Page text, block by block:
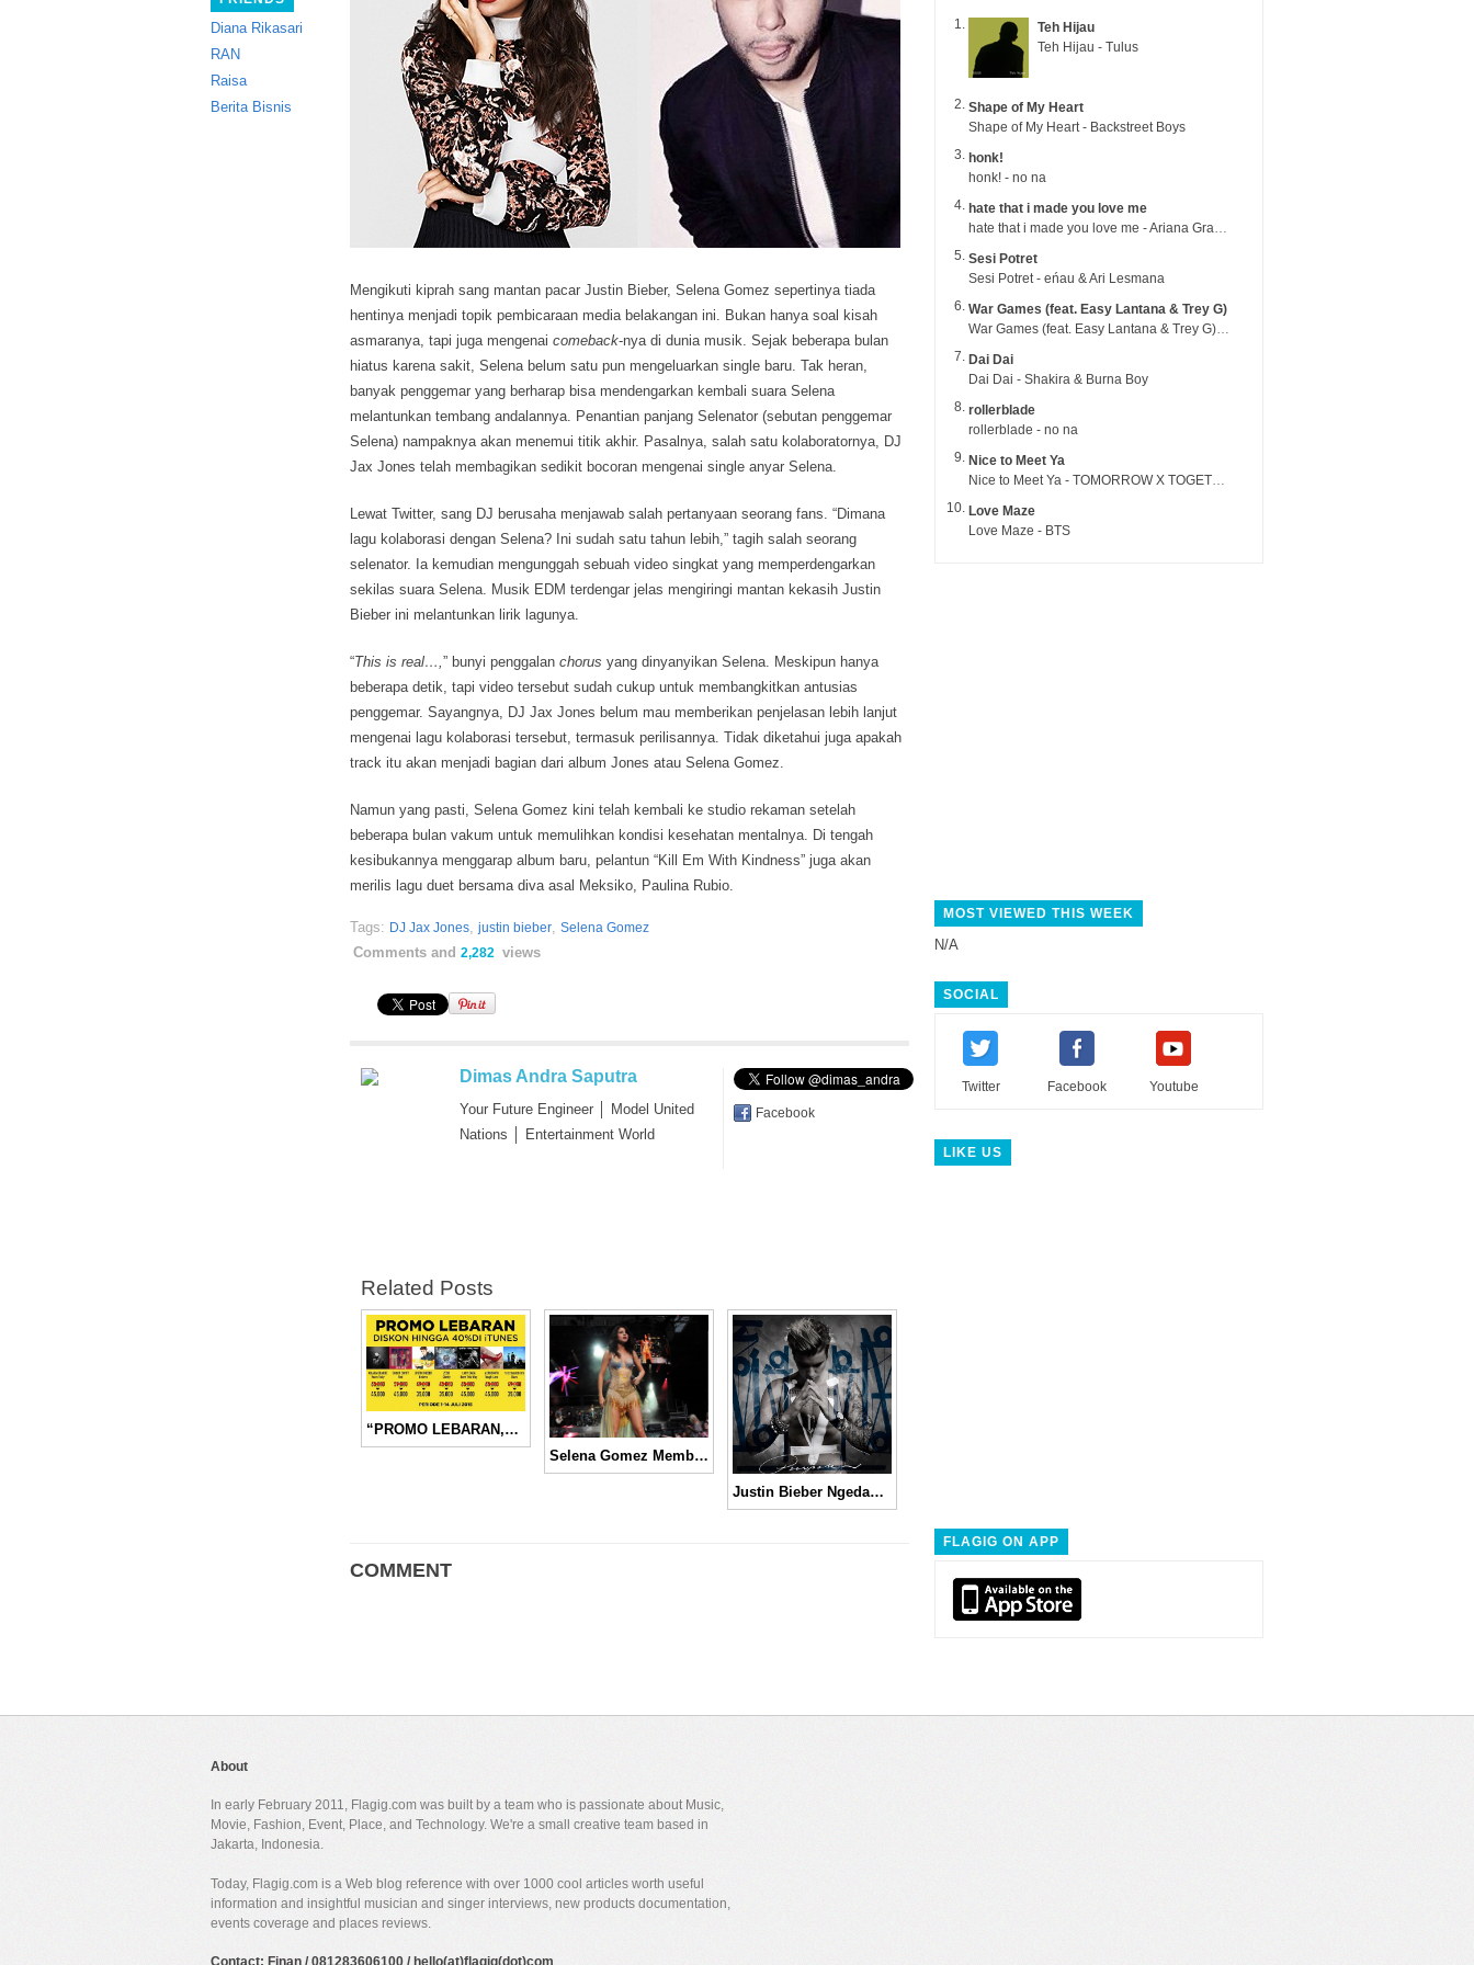
Diana Rikasari
RAN
Raisa
Berita Bisnis
Mengikuti kiprah sang mantan pacar Justin Bieber, Selena Gomez sepertinya tiada
hentinya menjadi topik pembicaraan media belakangan ini. Bukan hanya soal kisah
asmaranya, tapi juga mengenai comeback-nya di dunia musik. Sejak beberapa bulan
hiatus karena sakit, Selena belum satu pun mengeluarkan single baru. Tak heran,
banyak penggemar yang berharap bisa mendengarkan kembali suara Selena
melantunkan tembang andalannya. Penantian panjang Selenator (sebutan penggemar
Selena) nampaknya akan menemui titik akhir. Pasalnya, salah satu kolaboratornya, DJ
Jax Jones telah membagikan sedikit bocoran mengenai single anyar Selena.
Lewat Twitter, sang DJ berusaha menjawab salah pertanyaan seorang fans. “Dimana
lagu kolaborasi dengan Selena? Ini sudah satu tahun lebih,” tagih salah seorang
selenator. Ia kemudian mengunggah sebuah video singkat yang memperdengarkan
sekilas suara Selena. Musik EDM terdengar jelas mengiringi mantan kekasih Justin
Bieber ini melantunkan lirik lagunya.
“This is real…,” bunyi penggalan chorus yang dinyanyikan Selena. Meskipun hanya
beberapa detik, tapi video tersebut sudah cukup untuk membangkitkan antusias
penggemar. Sayangnya, DJ Jax Jones belum mau memberikan penjelasan lebih lanjut
mengenai lagu kolaborasi tersebut, termasuk perilisannya. Tidak diketahui juga apakah
track itu akan menjadi bagian dari album Jones atau Selena Gomez.
Namun yang pasti, Selena Gomez kini telah kembali ke studio rekaman setelah
beberapa bulan vakum untuk memulihkan kondisi kesehatan mentalnya. Di tengah
kesibukannya menggarap album baru, pelantun “Kill Em With Kindness” juga akan
merilis lagu duet bersama diva asal Meksiko, Paulina Rubio.
Tags: DJ Jax Jones, justin bieber, Selena Gomez
Comments and 2,282 views
Dimas Andra Saputra
Your Future Engineer │ Model United
Nations │ Entertainment World
Facebook
Related Posts
“PROMO LEBARAN,” Dapatkan Segera Album Artis Favoritmu dengan Harga Sangat Miring!!
Selena Gomez Membatalkan Tour Asia & Australia Untuk Fokus Pada Dirinya Sendiri
Justin Bieber Ngedance Keren di Video Pendek Single Anyar Album “Purpose”
COMMENT
Teh Hijau
Teh Hijau - Tulus
Shape of My Heart
Shape of My Heart - Backstreet Boys
honk!
honk! - no na
hate that i made you love me
hate that i made you love me - Ariana Grande
Sesi Potret
Sesi Potret - eńau & Ari Lesmana
War Games (feat. Easy Lantana & Trey G)
War Games (feat. Easy Lantana & Trey G) - Trub
Dai Dai
Dai Dai - Shakira & Burna Boy
rollerblade
rollerblade - no na
Nice to Meet Ya
Nice to Meet Ya - TOMORROW X TOGETHER
Love Maze
Love Maze - BTS
MOST VIEWED THIS WEEK
N/A
SOCIAL
Twitter Facebook Youtube
LIKE US
FLAGIG ON APP
About
In early February 2011, Flagig.com was built by a team who is passionate about Music,
Movie, Fashion, Event, Place, and Technology. We're a small creative team based in
Jakarta, Indonesia.
Today, Flagig.com is a Web blog reference with over 1000 cool articles worth useful
information and insightful musician and singer interviews, new products documentation,
events coverage and places reviews.
Contact: Finan / 081283606100 / hello(at)flagig(dot)com